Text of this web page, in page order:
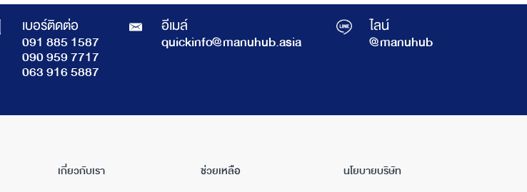
เบอร์ติดต่อ
091 885 1587
090 959 7717
063 916 5887
อีเมล์
quickinfo@manuhub.asia
ไลน์
@manuhub
เกี่ยวกับเรา ช่วยเหลือ นโยบายบริษัท